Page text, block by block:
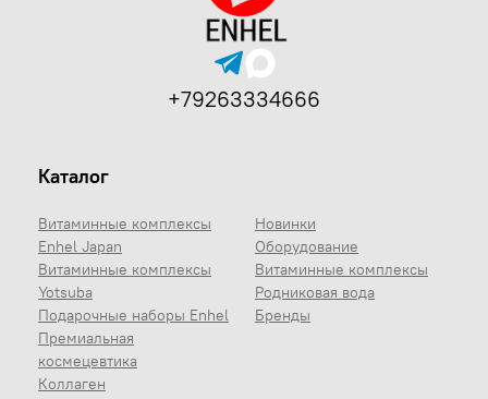
Каталог
Витаминные комплексы
Enhel Japan
Витаминные комплексы
Yotsuba
Подарочные наборы Enhel
Премиальная
космецевтика
Коллаген
Новинки
Оборудование
Витаминные комплексы
Родниковая вода
Бренды
+79263334666